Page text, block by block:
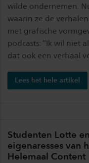
wilde ondernemen.
waarin ze de
met grafische
podcasts: “Ik wil niet
dat ook een verhaal
Lees het hele artikel
Studenten Lotte
eigenaresses van
Helemaal Content